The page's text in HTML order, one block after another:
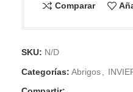
Comparar
SKU: N/D
Categorías: Abrigos